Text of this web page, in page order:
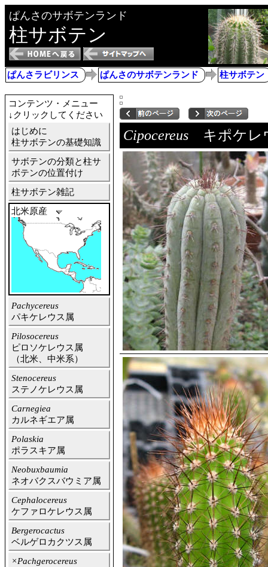
ぱんさのサボテンランド
柱サボテン
ぱんさラビリンス ぱんさのサボテンランド 柱サボテン
コンテンツ・メニュー
↓クリックしてください
はじめに
柱サボテンの基礎知識
サボテンの分類と柱サ
ボテンの位置付け
柱サボテン雑記
北米原産
Pachycereus
パキケレウス属
Pilosocereus
ピロソケレウス属
（北米、中米系）
Stenocereus
ステノケレウス属
Carnegiea
カルネギエア属
Polaskia
ポラスキア属
Neobuxbaumia
ネオバクスバウミア属
Cephalocereus
ケファロケレウス属
Bergerocactus
ベルゲロカクツス属
×Pachgerocereus
Cipocereus キポケレ